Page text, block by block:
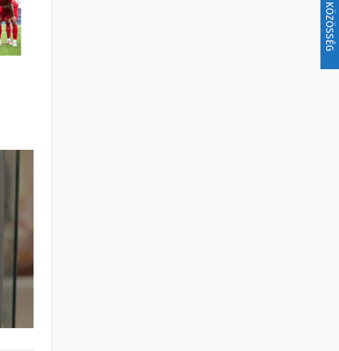
KÖZÖSSÉG